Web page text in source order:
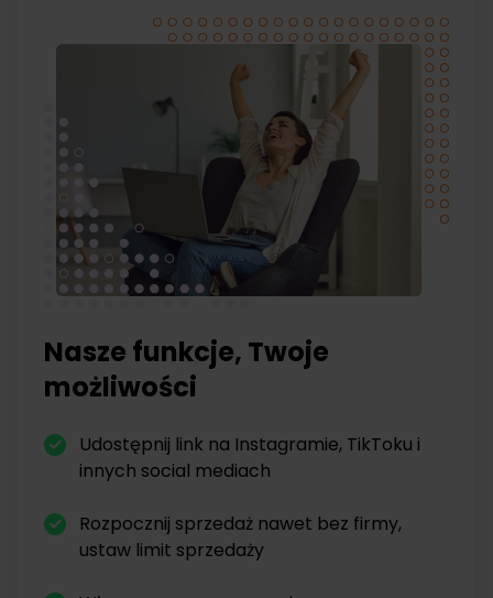
Nasze funkcje, Twoje
możliwości
Udostępnij link na Instagramie, TikToku i
innych social mediach
Rozpocznij sprzedaż nawet bez firmy,
ustaw limit sprzedaży